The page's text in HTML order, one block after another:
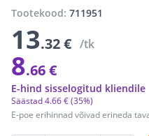
Tootekood: 711951
13.32 € /tk
8.66 €
E-poe erihinnad võivad erineda
Säästad4.66 €(35%)
E-hind sisselogitud kliendile